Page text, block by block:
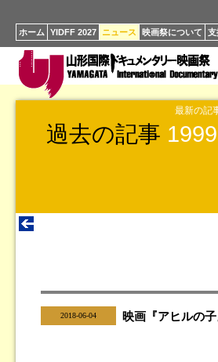
ホーム YIDFF 2027 ニュース 映画祭について 支
最新の記
過去の記事 1999
2018-06-04 映画『アヒルの